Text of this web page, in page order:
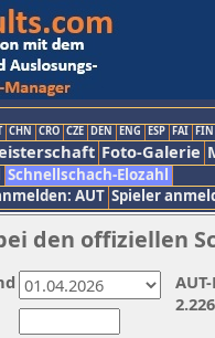
CHN CRO CZE DEN ENG ESP FAI FIN
Foto-Galerie
Schnellschach-Elozahl
AUT Spieler
den offiziellen
2.226